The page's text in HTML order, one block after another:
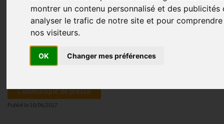
montrer un contenu personnalisé et des publicités
analyser le trafic de notre site et pour
nos visiteurs.
OK Changer mes préférences
Forum Développement
2017 // Plus que quelques
inscrire !
Communiqué de presse
Publié le 10/06/2017